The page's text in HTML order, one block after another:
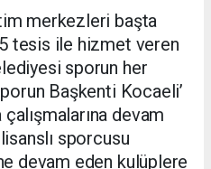
merkezleri başta
tesis ile hizmet veren
sporun her
Başkenti Kocaeli’
devam
sporcusu
devam eden kulüplere